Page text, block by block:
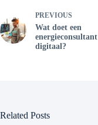
PREVIOUS
Wat doet een
energieconsultant
digitaal?
Related Posts